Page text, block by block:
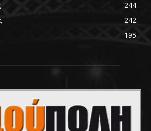
244
242
195